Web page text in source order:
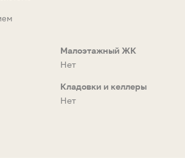
Малоэтажный ЖК
Нет
Кладовки и келлеры
Нет